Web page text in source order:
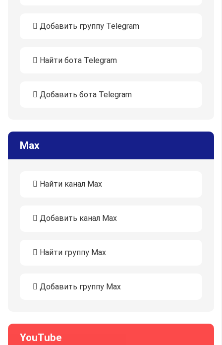
Добавить группу Telegram
Найти бота Telegram
Добавить бота Telegram
Max
Найти канал Max
Добавить канал Max
Найти группу Max
Добавить группу Max
YouTube